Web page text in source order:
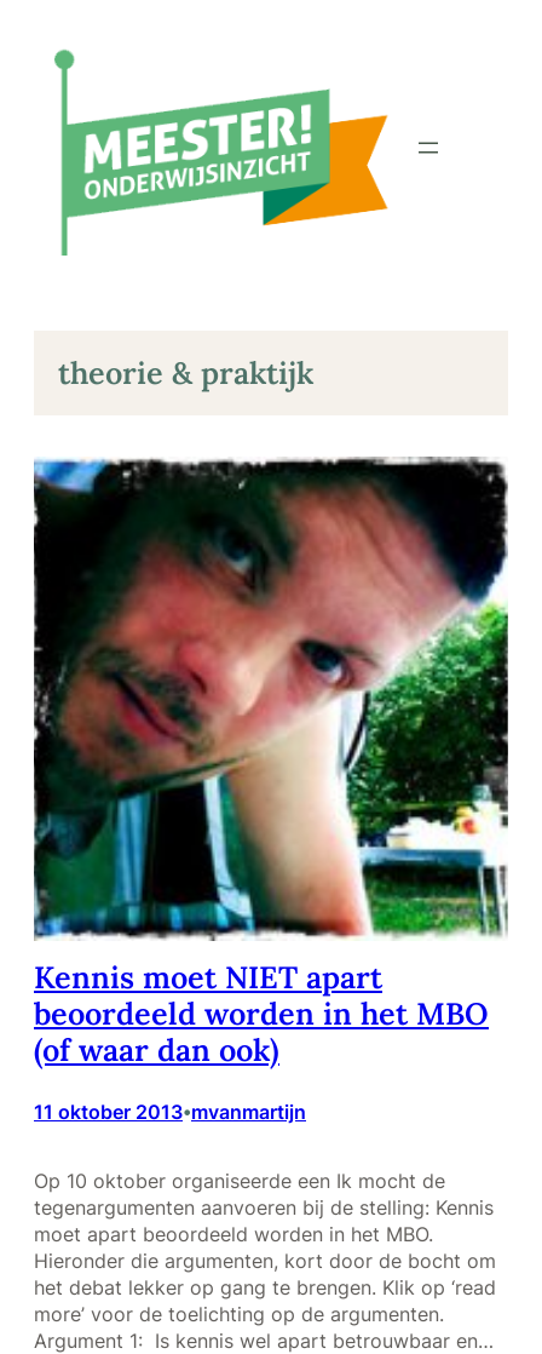
theorie & praktijk
Kennis moet NIET apart
beoordeeld worden in het MBO
(of waar dan ook)
11 oktober 2013•mvanmartijn
Op 10 oktober organiseerde een Ik mocht de
tegenargumenten aanvoeren bij de stelling: Kennis
moet apart beoordeeld worden in het MBO.
Hieronder die argumenten, kort door de bocht om
het debat lekker op gang te brengen. Klik op ‘read
more’ voor de toelichting op de argumenten.
Argument 1: Is kennis wel apart betrouwbaar en…